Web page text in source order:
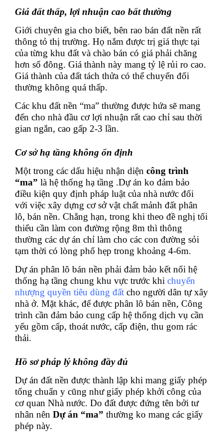
Giá đất thấp, lợi nhuận cao bất thường
Giới chuyên gia cho biết, bên rao bán đất nền rất
thông tỏ thị trường. Họ nắm được trị giá thực tại
của từng khu đất và chào bán có giá phải chăng
hơn số đông. Giá thành này mang tỷ lệ rủi ro cao.
Giá thành của đất tách thửa có thể chuyển đổi
thường không quá thấp.
Các khu đất nền “ma” thường được hứa sẽ mang
đến cho nhà đầu cơ lợi nhuận rất cao chỉ sau thời
gian ngắn, cao gấp 2-3 lần.
Cơ sở hạ tầng không ổn định
Một trong các dấu hiệu nhận diện công trình
“ma” là hệ thống hạ tầng .Dự án ko đảm bảo
điều kiện quy định pháp luật của nhà nước đối
với việc xây dựng cơ sở vật chất mảnh đất phân
lô, bán nền. Chẳng hạn, trong khi theo đề nghị tối
thiểu cần làm con đường rộng 8m thì thông
thường các dự án chỉ làm cho các con đường sỏi
tạm thời có lòng phố hẹp trong khoảng 4-6m.
Dự án phân lô bán nền phải đảm bảo kết nối hệ
thống hạ tầng chung khu vực trước khi chuyển
nhượng quyền tiêu dùng đất cho người dân tự xây
nhà ở. Mặt khác, để được phân lô bán nền, Công
trình cần đảm bảo cung cấp hệ thống dịch vụ cần
yếu gồm cấp, thoát nước, cấp điện, thu gom rác
thải.
Hồ sơ pháp lý không đầy đủ
Dự án đất nền được thành lập khi mang giấy phép
tổng chuẩn y cũng như giấy phép khởi công của
cơ quan Nhà nước. Do đất được đứng tên bởi tư
nhân nên Dự án “ma” thường ko mang các giấy
phép này.